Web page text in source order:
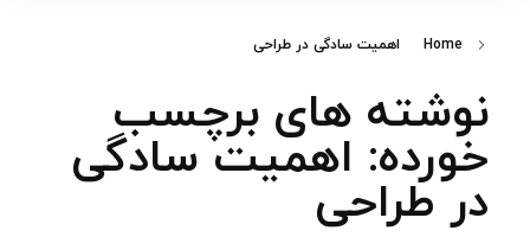
Home اهمیت سادگی در طراحی
نوشته های برچسب
خورده: اهمیت سادگی
در طراحی